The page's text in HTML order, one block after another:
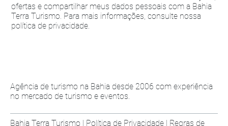
Agência de turismo na Bahia desde 2006 com experiência
no mercado de turismo e eventos.
Bahia Terra Turismo | Política de Privacidade | Regras de
ofertas e compartilhar meus dados pessoais com a Bahia
Terra Turismo. Para mais informações, consulte nossa
política de privacidade.